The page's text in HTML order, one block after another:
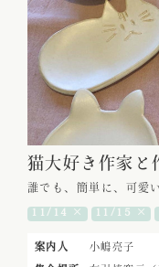
猫大好き作家と
誰でも、簡単に、可愛
11/14 × 11/15 ×
案内人 小嶋亮子